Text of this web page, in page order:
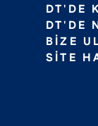
DT'DE
DT'DE
BIZE
SITE